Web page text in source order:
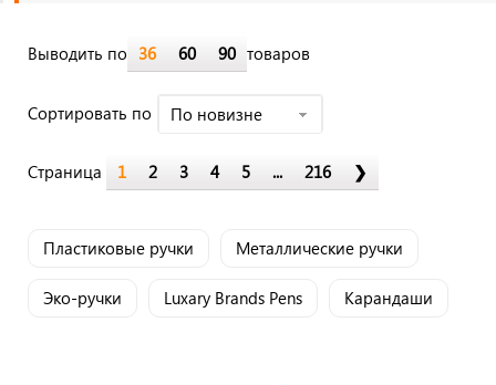
Выводить по 36 60 90 товаров
Cортировать по По новизне
Страница 1 2 3 4 5 ... 216 ❯
Пластиковые ручки Металлические ручки
Эко-ручки Luxary Brands Pens Карандаши